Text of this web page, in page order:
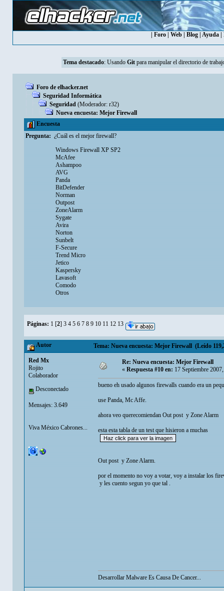
Foro| Web| Blog| Ayuda|
Tema destacado: Usando Git para manipular el directorio de
Foro de elhacker.net
Seguridad Informática
Seguridad (Moderador: r32)
Nueva encuesta: Mejor Firewall
Encuesta
Pregunta: ¿Cuál es el mejor firewall?
Windows Firewall XP SP2
McAfee
Ashampoo
AVG
Panda
BitDefender
Norman
Outpost
ZoneAlarm
Sygate
Avira
Norton
Sunbelt
F-Secure
Trend Micro
Jetico
Kaspersky
Lavasoft
Comodo
Otros
Páginas: 1 [2] 3 4 5 6 7 8 9 10 11 12 13
Autor Tema: Nueva encuesta: Mejor Firewall (Leído
Red Mx
Rojito
Colaborador
Desconectado
Mensajes: 3.649
Viva México Cabrones...
Re: Nueva encuesta: Mejor Firewall
«Respuesta #10 en:17 Septiembre
bueno eh usado algunos firewalls cuando era un
use Panda, Mc Affe.
ahora veo querecomiendan Out post y Zone Alarm
esta esta tabla de un test que hisieron a muchas
Out post y Zone Alarm.
por el momento no voy a votar, voy a instalar los
y les cuento segun yo que tal .
Desarrollar Malware Es Causa De Cancer...